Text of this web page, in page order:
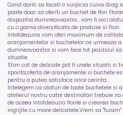
Cand doriti sa faceti o surpirza cuiva drag
poate doar sa oferiti un buchet de flori
dispozitia dumneavoastra , vom fi aici
cu o gama diversificata de produse si Flori.
Intotdeauna vom oferi maximum de
aranjamentelor si buchetelor ce urmeaza
dumneavoastra si vom face tot posibilul
situatie.
Stim cat de delicate pot fi unele situatii si
sporita,oferta de aranjamente si buchete
pentru a putea satisface orice cerinta.
Intelegem ca alaturi de toate buchetele si
atelierul nostru catre destinatari trebuie
de aceea intotdeauna florile si crearea
ingrijite cu mare delicatete.Vrem sa